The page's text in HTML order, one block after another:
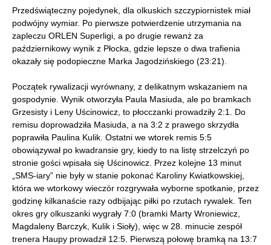
Przedświąteczny pojedynek, dla olkuskich szczypiornistek miał
podwójny wymiar. Po pierwsze potwierdzenie utrzymania na
zapleczu ORLEN Superligi, a po drugie rewanż za
październikowy wynik z Płocka, gdzie lepsze o dwa trafienia
okazały się podopieczne Marka Jagodzińskiego (23:21).
Początek rywalizacji wyrównany, z delikatnym wskazaniem na
gospodynie. Wynik otworzyła Paula Masiuda, ale po bramkach
Grzesisty i Leny Uścinowicz, to płocczanki prowadziły 2:1. Do
remisu doprowadziła Masiuda, a na 3:2 z prawego skrzydła
poprawiła Paulina Kulik. Ostatni we wtorek remis 5:5
obowiązywał po kwadransie gry, kiedy to na listę strzelczyń po
stronie gości wpisała się Uścinowicz. Przez kolejne 13 minut
„SMS-iary” nie były w stanie pokonać Karoliny Kwiatkowskiej,
która we wtorkowy wieczór rozgrywała wyborne spotkanie, przez
godzinę kilkanaście razy odbijając piłki po rzutach rywalek. Ten
okres gry olkuszanki wygrały 7:0 (bramki Marty Wroniewicz,
Magdaleny Barczyk, Kulik i Sioły), więc w 28. minucie zespół
trenera Haupy prowadził 12:5. Pierwszą połowę bramką na 13:7